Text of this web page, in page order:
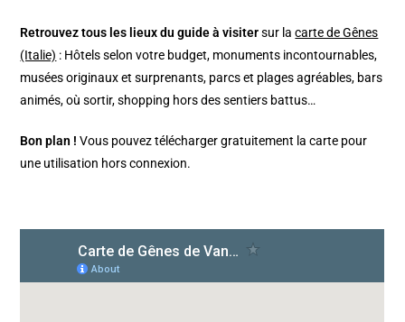
Retrouvez tous les lieux du guide à visitersur lacarte de Gênes
(Italie) : Hôtels selon votre budget, monuments incontournables,
musées originaux et surprenants, parcs et plages agréables, bars
animés, où sortir, shopping hors des sentiers battus…
Bon plan ! Vous pouvez télécharger gratuitement la carte pour
une utilisation hors connexion.